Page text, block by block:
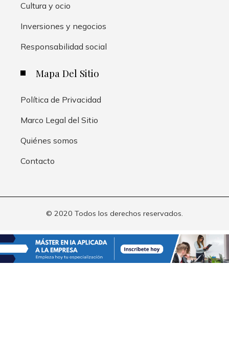
Cultura y ocio
Inversiones y negocios
Responsabilidad social
Mapa Del Sitio
Política de Privacidad
Marco Legal del Sitio
Quiénes somos
Contacto
© 2020 Todos los derechos reservados.